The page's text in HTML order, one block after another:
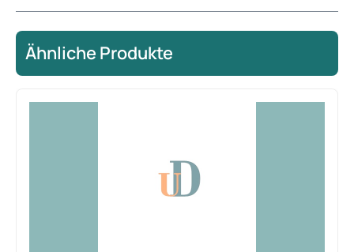
Ähnliche Produkte